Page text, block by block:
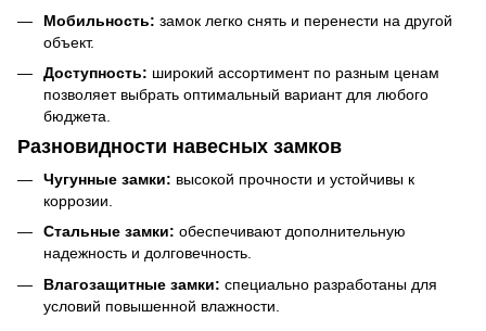
Мобильность: замок легко снять и перенести на другой
объект.
Доступность: широкий ассортимент по разным ценам
позволяет выбрать оптимальный вариант для любого
бюджета.
Разновидности навесных замков
Чугунные замки: высокой прочности и устойчивы к
коррозии.
Стальные замки: обеспечивают дополнительную
надежность и долговечность.
Влагозащитные замки: специально разработаны для
условий повышенной влажности.